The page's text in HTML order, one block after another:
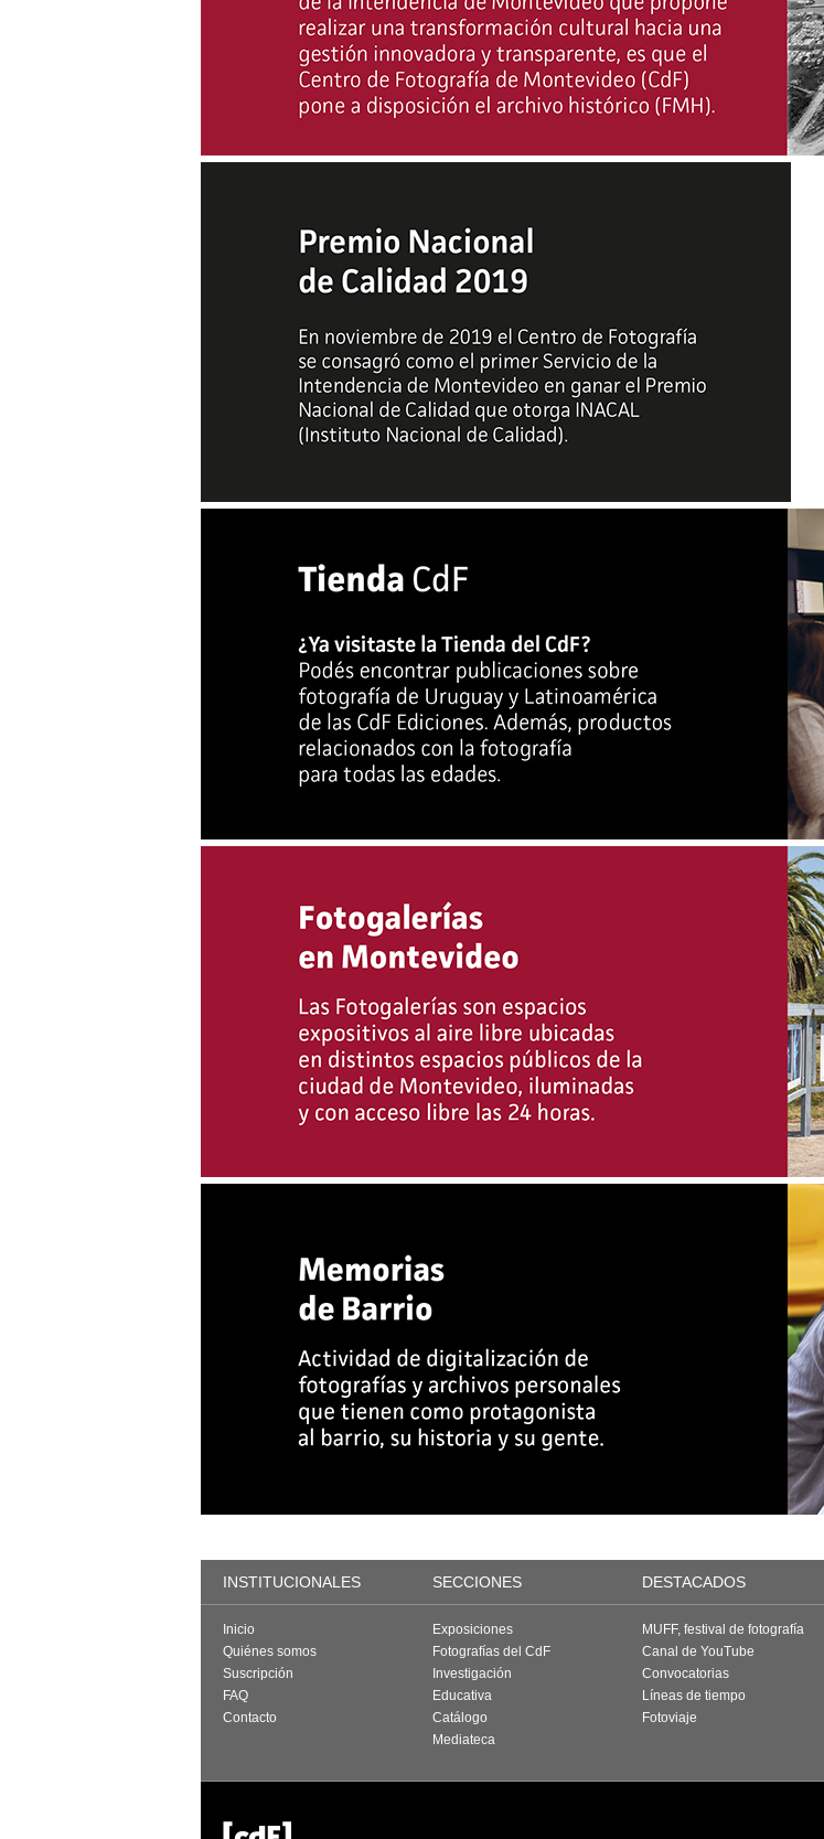
INSTITUCIONALES SECCIONES DESTACADOS
Inicio
Quiénes somos
Suscripción
FAQ
Contacto
Exposiciones
Fotografías del CdF
Investigación
Educativa
Catálogo
Mediateca
MUFF, festival de fotografía
Canal de YouTube
Convocatorias
Líneas de tiempo
Fotoviaje